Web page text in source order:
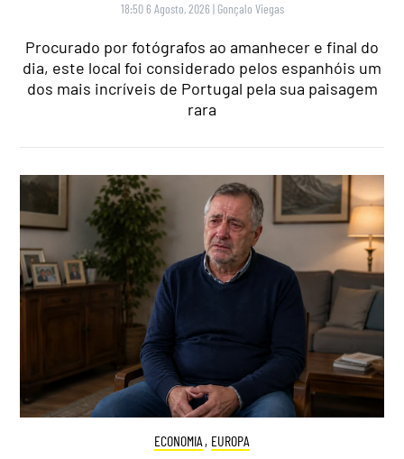
18:50 6 Agosto, 2026 | Gonçalo Viegas
Procurado por fotógrafos ao amanhecer e final do
dia, este local foi considerado pelos espanhóis um
dos mais incríveis de Portugal pela sua paisagem
rara
ECONOMIA , EUROPA